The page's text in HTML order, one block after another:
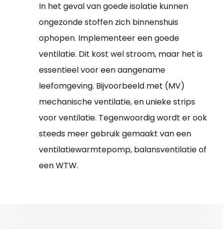
In het geval van goede isolatie kunnen
ongezonde stoffen zich binnenshuis
ophopen. Implementeer een goede
ventilatie. Dit kost wel stroom, maar het is
essentieel voor een aangename
leefomgeving. Bijvoorbeeld met (MV)
mechanische ventilatie, en unieke strips
voor ventilatie. Tegenwoordig wordt er ook
steeds meer gebruik gemaakt van een
ventilatiewarmtepomp, balansventilatie of
een WTW.